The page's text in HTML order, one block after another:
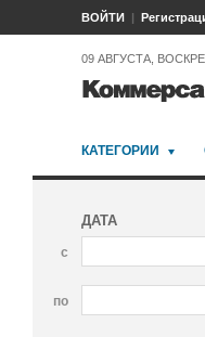
ВОЙТИ
09 АВГУСТА,
КАТЕГОРИИ
ДАТА
с
по